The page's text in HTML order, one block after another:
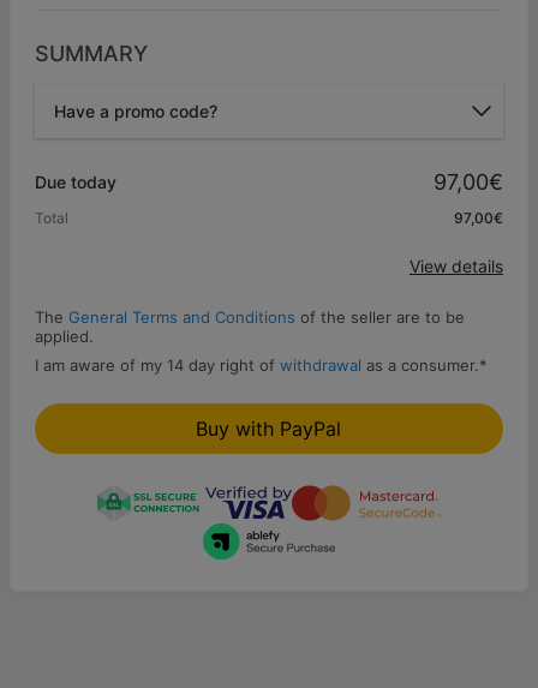
SUMMARY
Have a promo code?
Due today 97,00€
Total 97,00€
View details
The General Terms and Conditions of the seller are to be
applied.
I am aware of my 14 day right of withdrawal as a consumer.*
Buy with PayPal